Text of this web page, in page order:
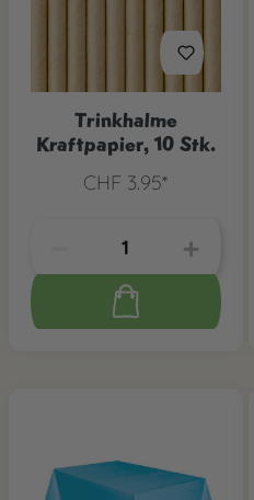
Trinkhalme
Kraftpapier, 10 Stk.
CHF 3.95*